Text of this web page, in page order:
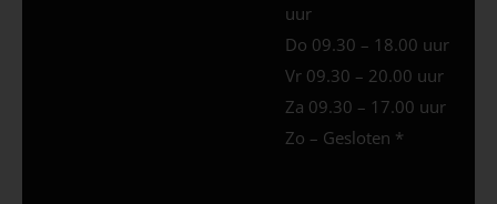
uur
Do 09.30 – 18.00 uur
Vr 09.30 – 20.00 uur
Za 09.30 – 17.00 uur
Zo – Gesloten *